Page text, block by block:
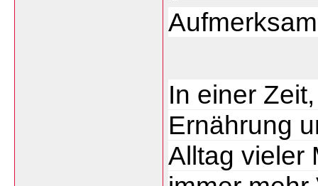
In einer
Ernährung
Alltag vieler